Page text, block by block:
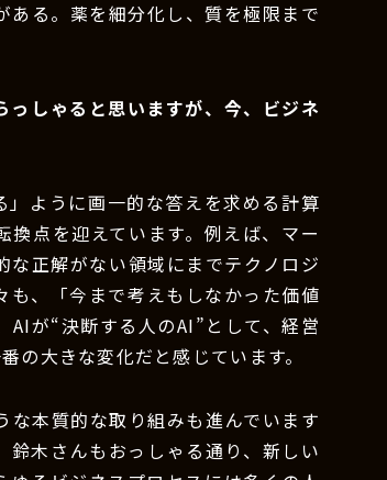
る。薬を細分化し、質を極限まで
しゃると思いますが、今、ビジネ
ように画一的な答えを求める計算
点を迎えています。例えば、マー
正解がない領域にまでテクノロジ
、「今まで考えもしなかった価値
が“決断する人のAI”として、経営
の大きな変化だと感じています。
本質的な取り組みも進んでいます
木さんもおっしゃる通り、新しい